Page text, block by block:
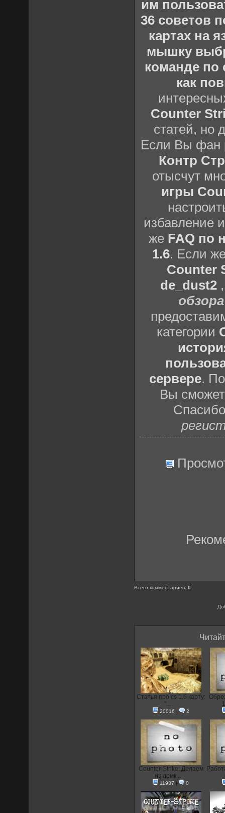
им
36 советов
картах на
мышку
команде по
как
Counter
статей, но
Если Вы фан
Контр
отысчут
игры
избавление
же FAQ по
1.6. Если
Counter
de_dust2
категории
сервере.
Вы
Всего комментариев:0
Статья про cs 1.6 карту:
"...
20016 | 2
Counter-Strike: Делаем
из демк...
11937 | 0